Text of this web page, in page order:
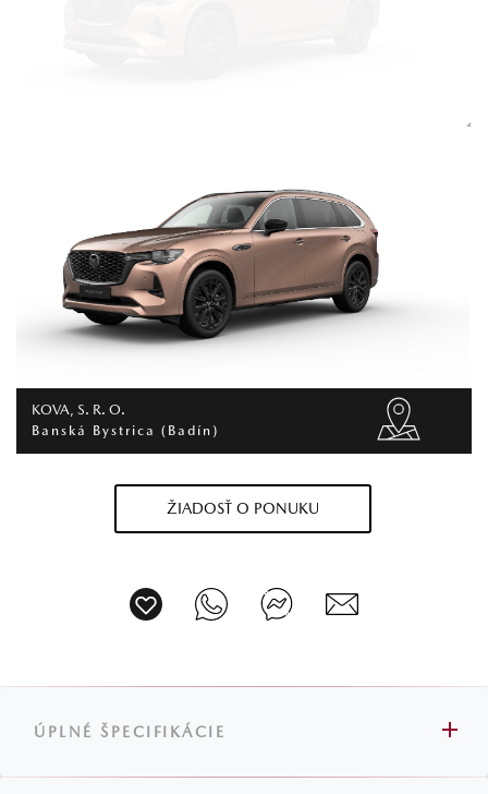
KOVA, S. R. O.
Banská Bystrica (Badín)
ŽIADOSŤ O PONUKU
ÚPLNÉ ŠPECIFIKÁCIE